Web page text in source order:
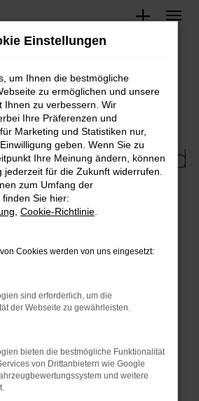
nach Neuss
bequem und
mit
nach Neuss
– ein
für Neuss
passenden Fahrzeug für Neuss
mögliche Antwort ganz klar:
Warum das so ist? Ganz
rundum vielseitig ist. Und weil
gut wie ein Neufahrzeuge
Einstellungen
um Ihnen die bestmögliche
zu ermöglichen und unsere
Ihnen zu verbessern. Wir
Ihre Präferenzen und
Marketing und Statistiken nur,
geben. Wenn Sie zu
Ihre Meinung ändern, können
jederzeit für die Zukunft widerrufen.
zum Umfang der
Sie hier:
Cookie-Richtlinie
Cookies werden von uns eingesetzt:
sind erforderlich, um die
der Webseite zu gewährleisten.
bieten die bestmögliche Funktionalität
von Drittanbietern wie Google
und weitere